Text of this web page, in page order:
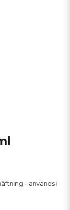
– används i